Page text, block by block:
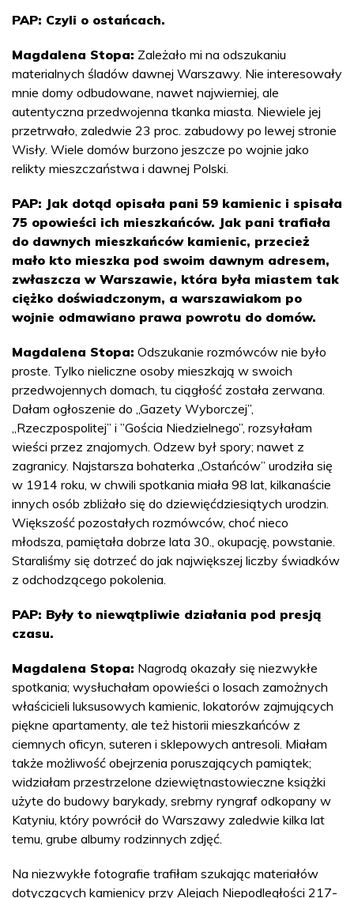
PAP: Czyli o ostańcach.
Magdalena Stopa: Zależało mi na odszukaniu
materialnych śladów dawnej Warszawy. Nie interesowały
mnie domy odbudowane, nawet najwierniej, ale
autentyczna przedwojenna tkanka miasta. Niewiele jej
przetrwało, zaledwie 23 proc. zabudowy po lewej stronie
Wisły. Wiele domów burzono jeszcze po wojnie jako
relikty mieszczaństwa i dawnej Polski.
PAP: Jak dotąd opisała pani 59 kamienic i spisała
75 opowieści ich mieszkańców. Jak pani trafiała
do dawnych mieszkańców kamienic, przecież
mało kto mieszka pod swoim dawnym adresem,
zwłaszcza w Warszawie, która była miastem tak
ciężko doświadczonym, a warszawiakom po
wojnie odmawiano prawa powrotu do domów.
Magdalena Stopa: Odszukanie rozmówców nie było
proste. Tylko nieliczne osoby mieszkają w swoich
przedwojennych domach, tu ciągłość została zerwana.
Dałam ogłoszenie do „Gazety Wyborczej”,
„Rzeczpospolitej” i ”Gościa Niedzielnego”, rozsyłałam
wieści przez znajomych. Odzew był spory; nawet z
zagranicy. Najstarsza bohaterka „Ostańców” urodziła się
w 1914 roku, w chwili spotkania miała 98 lat, kilkanaście
innych osób zbliżało się do dziewięćdziesiątych urodzin.
Większość pozostałych rozmówców, choć nieco
młodsza, pamiętała dobrze lata 30., okupację, powstanie.
Staraliśmy się dotrzeć do jak największej liczby świadków
z odchodzącego pokolenia.
PAP: Były to niewątpliwie działania pod presją
czasu.
Magdalena Stopa: Nagrodą okazały się niezwykłe
spotkania; wysłuchałam opowieści o losach zamożnych
właścicieli luksusowych kamienic, lokatorów zajmujących
piękne apartamenty, ale też historii mieszkańców z
ciemnych oficyn, suteren i sklepowych antresoli. Miałam
także możliwość obejrzenia poruszających pamiątek;
widziałam przestrzelone dziewiętnastowieczne książki
użyte do budowy barykady, srebrny ryngraf odkopany w
Katyniu, który powrócił do Warszawy zaledwie kilka lat
temu, grube albumy rodzinnych zdjęć.
Na niezwykłe fotografie trafiłam szukając materiałów
dotyczących kamienicy przy Alejach Niepodległości 217-